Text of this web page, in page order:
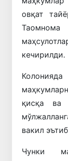
овқат
Таомнома
кечирилди.
қисқа ва
вакил
Чунки